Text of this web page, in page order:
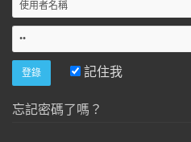
記住我
忘記密碼了嗎？